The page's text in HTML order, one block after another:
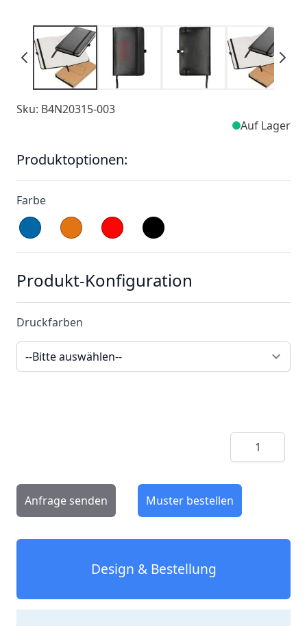
Sku: B4N20315-003
Auf Lager
Produktoptionen:
Farbe
Produkt-Konfiguration
Druckfarben
Menge
Anfrage senden Muster bestellen
Design & Bestellung